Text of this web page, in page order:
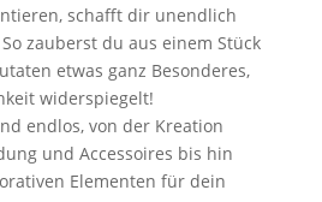
schafft dir unendlich
zauberst du aus einem Stück
etwas ganz Besonderes,
widerspiegelt!
endlos, von der Kreation
und Accessoires bis hin
Elementen für dein